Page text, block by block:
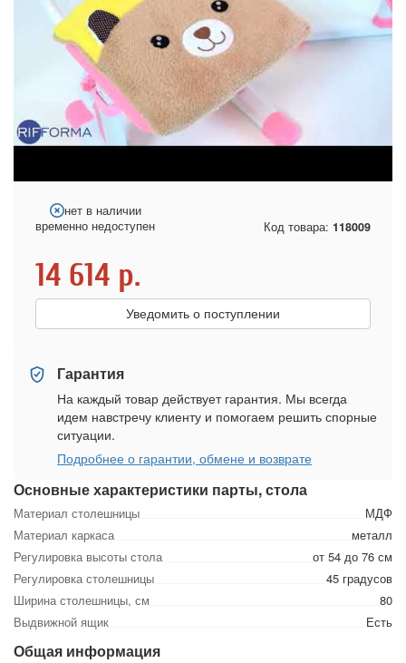
Основные характеристики парты, стола
Материал столешницы
МДФ
Материал каркаса
металл
Регулировка высоты стола
от 54 до 76 см
Регулировка столешницы
45 градусов
Ширина столешницы, см
80
Выдвижной ящик
Есть
Общая информация
нет в наличии
временно недоступен
Код товара: 118009
14 614 р.
Уведомить о поступлении
Гарантия
На каждый товар действует гарантия. Мы всегда
идем навстречу клиенту и помогаем решить спорные
ситуации.
Подробнее о гарантии, обмене и возврате